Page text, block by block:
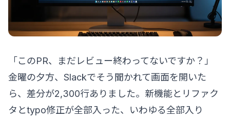
「このPR、まだレビュー終わってないですか？」
金曜の夕方、Slackでそう聞かれて画面を開いた
ら、差分が2,300行ありました。新機能とリファク
タとtypo修正が全部入った、いわゆる全部入り